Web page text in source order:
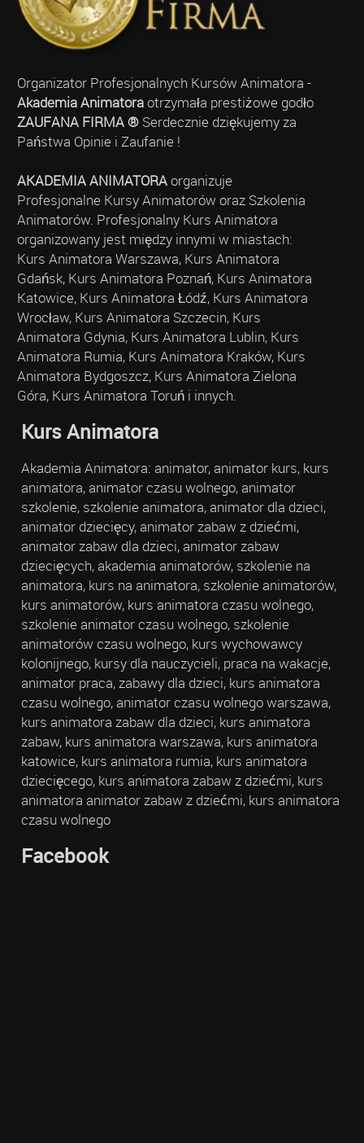
Organizator Profesjonalnych Kursów Animatora -
Akademia Animatoraotrzymała prestiżowe godło
ZAUFANA FIRMA ®Serdecznie dziękujemy za
Państwa Opinie i Zaufanie !
AKADEMIA ANIMATORAorganizuje
Profesjonalne Kursy Animatorów oraz Szkolenia
Animatorów. Profesjonalny Kurs Animatora
organizowany jest między innymi w miastach:
Kurs Animatora Warszawa, Kurs Animatora
Gdańsk, Kurs Animatora Poznań, Kurs Animatora
Katowice, Kurs Animatora Łódź, Kurs Animatora
Wrocław, Kurs Animatora Szczecin, Kurs
Animatora Gdynia, Kurs Animatora Lublin, Kurs
Animatora Rumia, Kurs Animatora Kraków, Kurs
Animatora Bydgoszcz, Kurs Animatora Zielona
Góra, Kurs Animatora Toruń i innych.
Kurs Animatora
Akademia Animatora: animator, animator kurs, kurs
animatora, animator czasu wolnego, animator
szkolenie, szkolenie animatora, animator dla dzieci,
animator dziecięcy, animator zabaw z dziećmi,
animator zabaw dla dzieci, animator zabaw
dziecięcych, akademia animatorów, szkolenie na
animatora, kurs na animatora, szkolenie animatorów,
kurs animatorów, kurs animatora czasu wolnego,
szkolenie animator czasu wolnego, szkolenie
animatorów czasu wolnego, kurs wychowawcy
kolonijnego, kursy dla nauczycieli, praca na wakacje,
animator praca, zabawy dla dzieci, kurs animatora
czasu wolnego, animator czasu wolnego warszawa,
kurs animatora zabaw dla dzieci, kurs animatora
zabaw, kurs animatora warszawa, kurs animatora
katowice, kurs animatora rumia, kurs animatora
dziecięcego, kurs animatora zabaw z dziećmi, kurs
animatora animator zabaw z dziećmi, kurs animatora
czasu wolnego
Facebook